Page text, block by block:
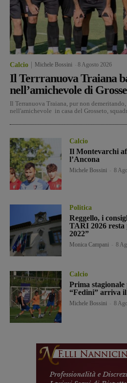
Calcio Michele Bossini 8 Agosto 2026
Il Terrranuova Traiana
nell’amichevole di
Il Terranuova Traiana, pur non
nell'amichevole in casa del Grosseto,
Calcio
Il Montevarchi
l’Ancona
Michele Bossini 8
Politica
Reggello, i
TARI 2026
2022”
Monica Campani 8
Calcio
Prima stagionale
“Fedini” arriva
Michele Bossini 8